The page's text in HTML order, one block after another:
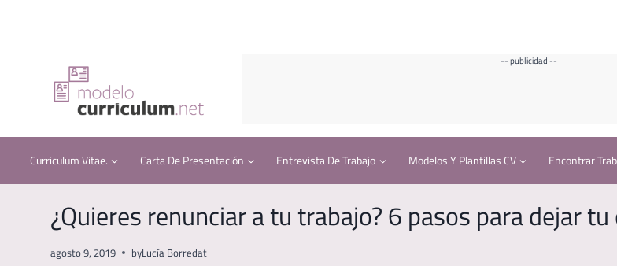
-- publicidad --
Curriculum Vitae. Carta De Presentación Entrevista De Trabajo Modelos Y Plantillas CV Encontrar
¿Quieres renunciar a tu trabajo? 6 pasos para dejar
agosto 9, 2019 byLucía Borredat